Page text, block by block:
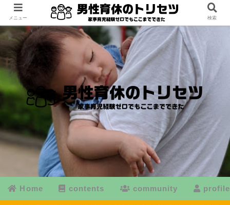
Home contents community profile
メニュー 検索